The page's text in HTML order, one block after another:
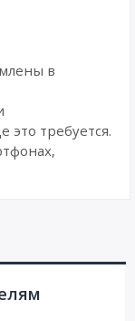
в
это требуется.